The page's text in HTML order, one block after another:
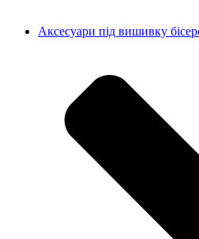
Аксесуари під вишивку